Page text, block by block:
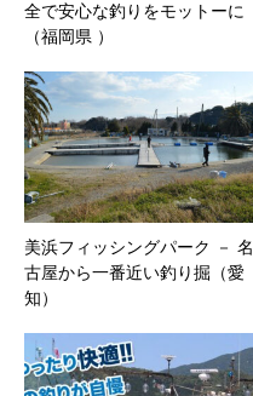
全で安心な釣りをモットーに
（福岡県 ）
美浜フィッシングパーク － 名
古屋から一番近い釣り掘（愛
知）